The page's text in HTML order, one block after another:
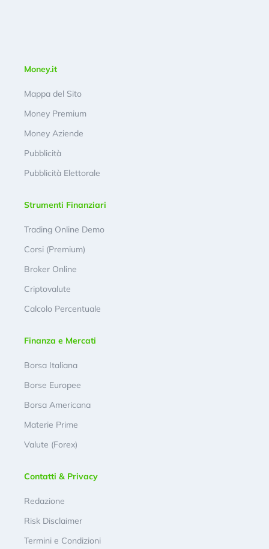
Money.it
Mappa del Sito
Money Premium
Money Aziende
Pubblicità
Pubblicità Elettorale
Strumenti Finanziari
Trading Online Demo
Corsi (Premium)
Broker Online
Criptovalute
Calcolo Percentuale
Finanza e Mercati
Borsa Italiana
Borse Europee
Borsa Americana
Materie Prime
Valute (Forex)
Contatti & Privacy
Redazione
Risk Disclaimer
Termini e Condizioni